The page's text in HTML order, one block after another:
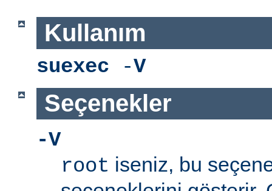
Kullanım
suexec -V
Seçenekler
-V
root iseniz, bu